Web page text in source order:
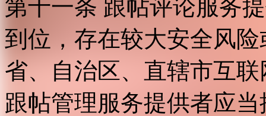
第十一条 跟帖评论服务
到位，存在较大安全风
省、自治区、直辖市互
跟帖管理服务提供者应